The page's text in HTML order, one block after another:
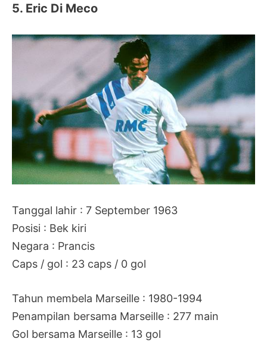
5. Eric Di Meco
Tanggal lahir : 7 September 1963
Posisi : Bek kiri
Negara : Prancis
Caps / gol : 23 caps / 0 gol
Tahun membela Marseille : 1980-1994
Penampilan bersama Marseille : 277 main
Gol bersama Marseille : 13 gol